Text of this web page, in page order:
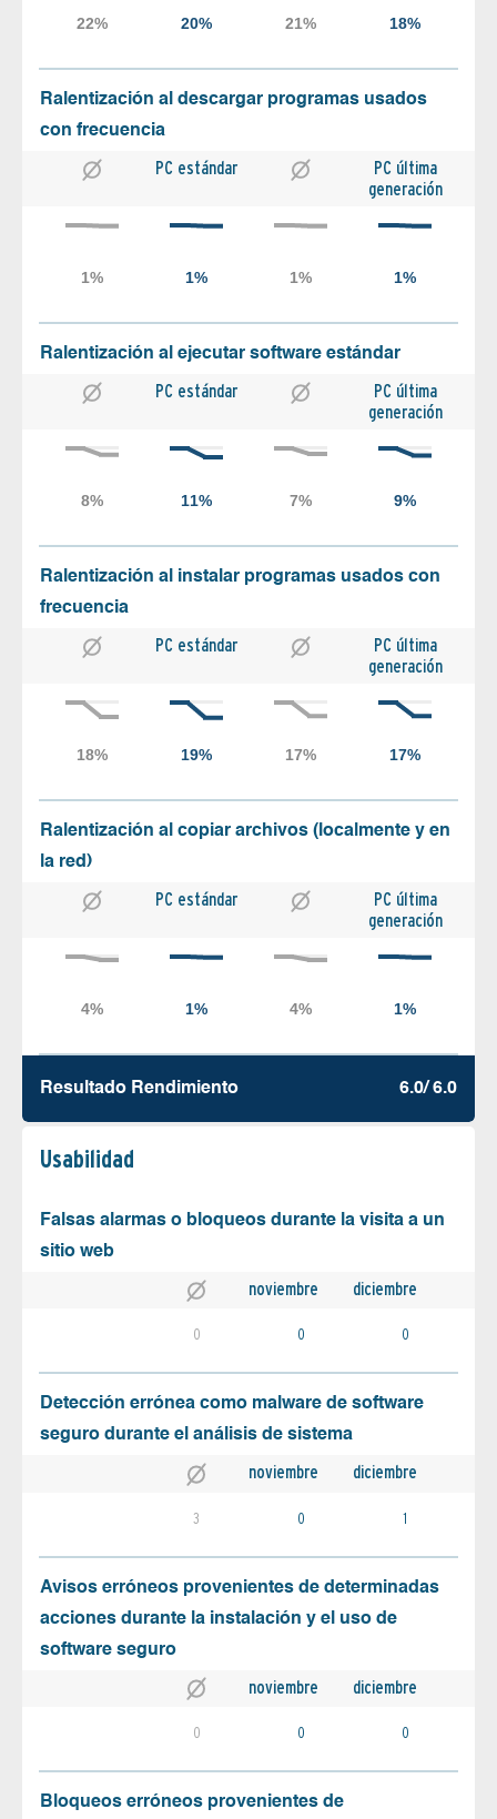
Ralentización al descargar programas usados
con frecuencia
PC estándar
PC última
generación
Ralentización al ejecutar software estándar
PC estándar
PC última
generación
Ralentización al instalar programas usados con
frecuencia
PC estándar
PC última
generación
Ralentización al copiar archivos (localmente y en
la red)
PC estándar
PC última
generación
Resultado Rendimiento 6.0/ 6.0
Usabilidad
Falsas alarmas o bloqueos durante la visita a un
sitio web
noviembre diciembre
0 0 0
Detección errónea como malware de software
seguro durante el análisis de sistema
noviembre diciembre
3 0 1
Avisos erróneos provenientes de determinadas
acciones durante la instalación y el uso de
software seguro
noviembre diciembre
0 0 0
Bloqueos erróneos provenientes de